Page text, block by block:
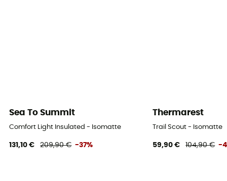
Sea To Summit
Comfort Light Insulated - Isomatte
131,10 € 209,90 € -37%
Thermarest
Trail Scout - Isomatte
59,90 € 104,90 € -